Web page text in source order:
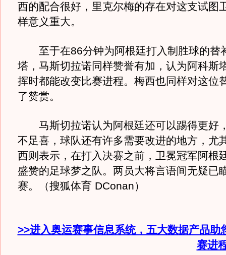
西的配合很好，里克尔梅的存在对这支试图
样意义重大。
至于在86分钟为阿根廷打入制胜球的替
塔，马斯切拉诺同样赞誉有加，认为阿科斯
挥时都能改变比赛进程。梅西也同样对这位
了赞赏。
马斯切拉诺认为阿根廷还可以踢得更好
不足喜，球队还有许多需要改进的地方，尤
西则表示，在打入决赛之前，卫冕冠军阿根
盛赞的足球梦之队。两员大将言语间无疑已
赛。（搜狐体育 DConan）
>>进入奥运赛事信息系统，五大数据产品助
赛进